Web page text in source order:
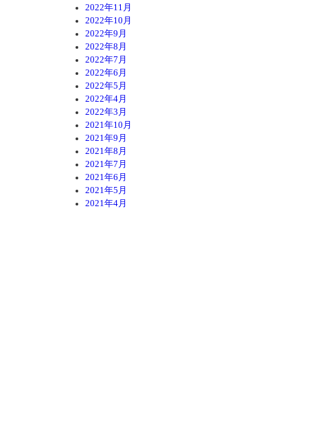
2022年11月
2022年10月
2022年9月
2022年8月
2022年7月
2022年6月
2022年5月
2022年4月
2022年3月
2021年10月
2021年9月
2021年8月
2021年7月
2021年6月
2021年5月
2021年4月